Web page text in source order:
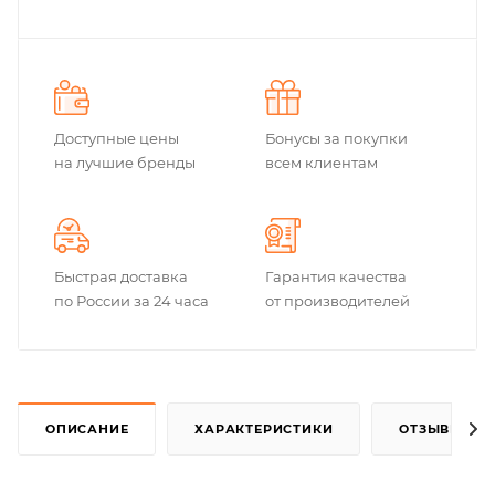
Доступные цены
на лучшие бренды
Бонусы за покупки
всем клиентам
Быстрая доставка
по России за 24 часа
Гарантия качества
от производителей
ОПИСАНИЕ ХАРАКТЕРИСТИКИ ОТЗЫВЫ